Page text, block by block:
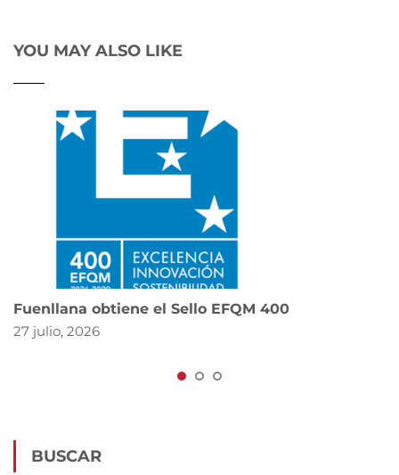
YOU MAY ALSO LIKE
Fuenllana obtiene el Sello EFQM 400
27 julio, 2026
BUSCAR